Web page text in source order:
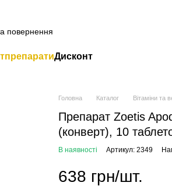
повернення
Дисконт
Головна Каталог Вітаміни та
Препарат Zoetis
(конверт), 10
В наявності Артикул: 2349
638 грн/шт.